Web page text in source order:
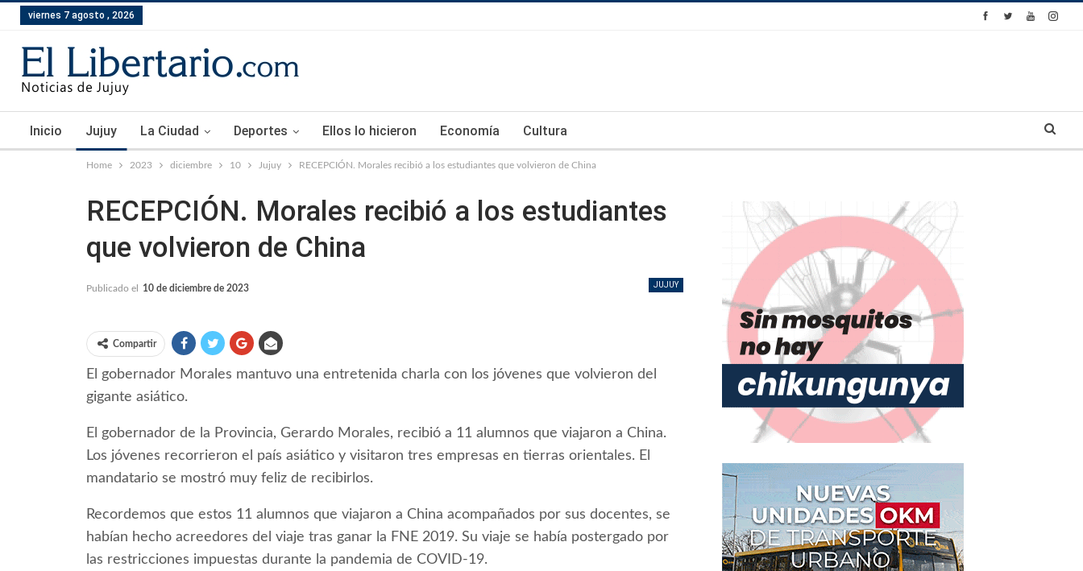
viernes 7 agosto , 2026
Inicio Jujuy La Ciudad Deportes Ellos lo hicieron Economía Cultura
Home 2023 diciembre 10 Jujuy RECEPCIÓN. Morales recibió a los estudiantes que volvieron de China
RECEPCIÓN. Morales recibió a los estudiantes
que volvieron de China
JUJUY
Publicado el 10 de diciembre de 2023
Compartir
El gobernador Morales mantuvo una entretenida charla con los jóvenes que volvieron del
gigante asiático.
El gobernador de la Provincia, Gerardo Morales, recibió a 11 alumnos que viajaron a China.
Los jóvenes recorrieron el país asiático y visitaron tres empresas en tierras orientales. El
mandatario se mostró muy feliz de recibirlos.
Recordemos que estos 11 alumnos que viajaron a China acompañados por sus docentes, se
habían hecho acreedores del viaje tras ganar la FNE 2019. Su viaje se había postergado por
las restricciones impuestas durante la pandemia de COVID-19.